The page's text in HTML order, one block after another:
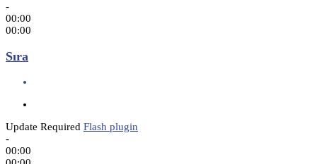
-
00:00
00:00
Sıra
Update Required Flash plugin
-
00:00